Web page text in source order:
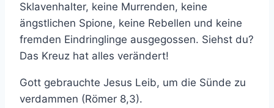
Sklavenhalter, keine Murrenden, keine
ängstlichen Spione, keine Rebellen und keine
fremden Eindringlinge ausgegossen. Siehst du?
Das Kreuz hat alles verändert!
Gott gebrauchte Jesus Leib, um die Sünde zu
verdammen (Römer 8,3).